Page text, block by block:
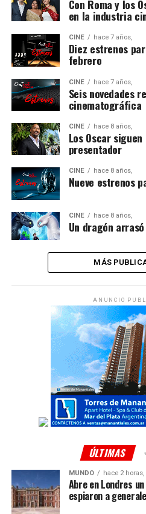
Con Roma y los
en la industria
CINE hace 7 años,
Diez estrenos
febrero
CINE hace 7 años,
Seis novedades
cinematográfica
CINE hace 8 años,
Los Oscar
presentador
CINE hace 8 años,
Nueve estrenos
CINE hace 8 años,
Un dragón
MÁS
ANUNCIO
ÚLTIMAS
MUNDO hace 2 horas,
Abre en Londres
espiaron a